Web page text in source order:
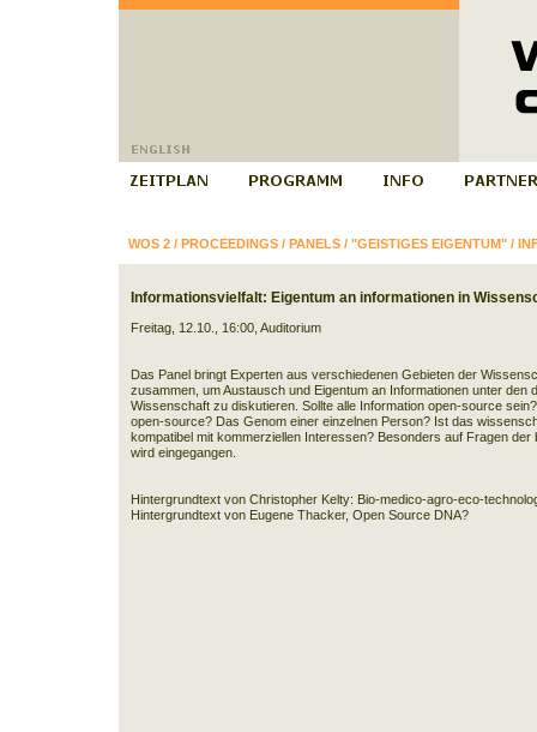
WOS 2/ PROCEEDINGS/ PANELS/ "GEISTIGES EIGENTUM"/
Informationsvielfalt: Eigentum an informationen in
Freitag, 12.10., 16:00, Auditorium
Das Panel bringt Experten aus verschiedenen Gebieten der
zusammen, um Austausch und Eigentum an Informationen unter den
Wissenschaft zu diskutieren. Sollte alle Information open-source
open-source? Das Genom einer einzelnen Person? Ist das
kompatibel mit kommerziellen Interessen? Besonders auf Fragen
wird eingegangen.
Hintergrundtext von Christopher Kelty: Bio-medico-agro-eco-
Hintergrundtext von Eugene Thacker, Open Source DNA?